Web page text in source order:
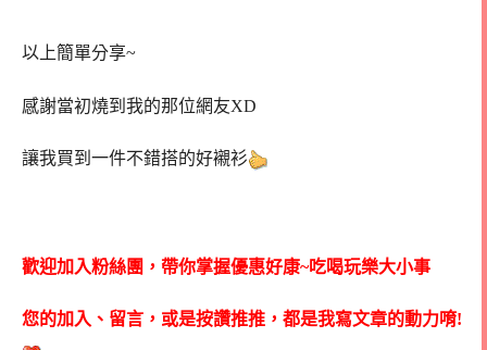
以上簡單分享~
感謝當初燒到我的那位網友XD
讓我買到一件不錯搭的好襯衫
歡迎加入粉絲團，帶你掌握優惠好康~吃喝玩樂大小事
您的加入、留言，或是按讚推推，都是我寫文章的動力唷!